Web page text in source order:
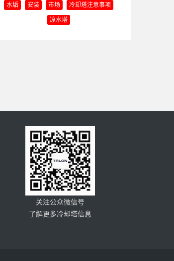
水垢 安装 市场 冷却塔注意事项
凉水塔
关注公众微信号
了解更多冷却塔信息